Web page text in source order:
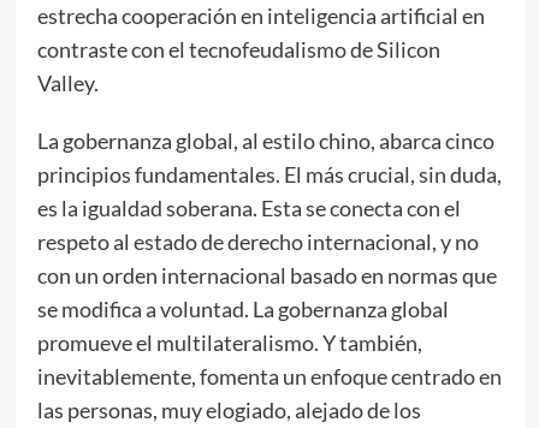
estrecha cooperación en inteligencia artificial en
contraste con el tecnofeudalismo de Silicon
Valley.
La gobernanza global, al estilo chino, abarca cinco
principios fundamentales. El más crucial, sin duda,
es la igualdad soberana. Esta se conecta con el
respeto al estado de derecho internacional, y no
con un orden internacional basado en normas que
se modifica a voluntad. La gobernanza global
promueve el multilateralismo. Y también,
inevitablemente, fomenta un enfoque centrado en
las personas, muy elogiado, alejado de los